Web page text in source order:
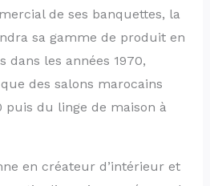
de ses banquettes, la
sa gamme de produit en
dans les années 1970,
des salons marocains
puis du linge de maison à
en créateur d’intérieur et